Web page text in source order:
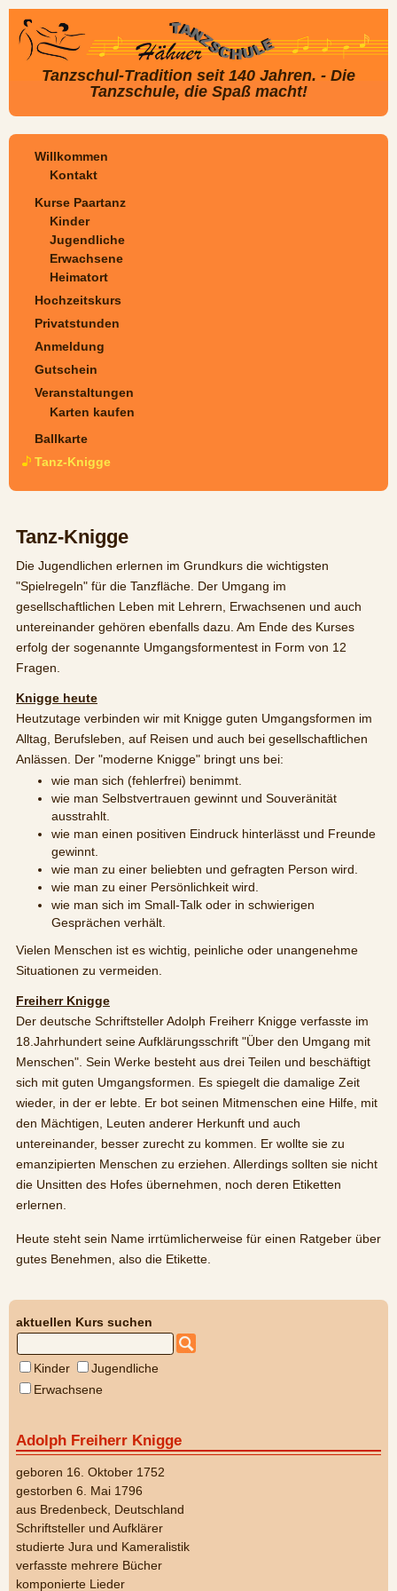
Tanzschul-Tradition seit 140 Jahren. - Die
Tanzschule, die Spaß macht!
Willkommen
Kontakt
Kurse Paartanz
Kinder
Jugendliche
Erwachsene
Heimatort
Hochzeitskurs
Privatstunden
Anmeldung
Gutschein
Veranstaltungen
Karten kaufen
Ballkarte
Tanz-Knigge
Tanz-Knigge
Die Jugendlichen erlernen im Grundkurs die wichtigsten
"Spielregeln" für die Tanzfläche. Der Umgang im
gesellschaftlichen Leben mit Lehrern, Erwachsenen und auch
untereinander gehören ebenfalls dazu. Am Ende des Kurses
erfolg der sogenannte Umgangsformentest in Form von 12
Fragen.
Knigge heute
Heutzutage verbinden wir mit Knigge guten Umgangsformen im
Alltag, Berufsleben, auf Reisen und auch bei gesellschaftlichen
Anlässen. Der "moderne Knigge" bringt uns bei:
wie man sich (fehlerfrei) benimmt.
wie man Selbstvertrauen gewinnt und Souveränität
ausstrahlt.
wie man einen positiven Eindruck hinterlässt und Freunde
gewinnt.
wie man zu einer beliebten und gefragten Person wird.
wie man zu einer Persönlichkeit wird.
wie man sich im Small-Talk oder in schwierigen
Gesprächen verhält.
Vielen Menschen ist es wichtig, peinliche oder unangenehme
Situationen zu vermeiden.
Freiherr Knigge
Der deutsche Schriftsteller Adolph Freiherr Knigge verfasste im
18.Jahrhundert seine Aufklärungsschrift "Über den Umgang mit
Menschen". Sein Werke besteht aus drei Teilen und beschäftigt
sich mit guten Umgangsformen. Es spiegelt die damalige Zeit
wieder, in der er lebte. Er bot seinen Mitmenschen eine Hilfe, mit
den Mächtigen, Leuten anderer Herkunft und auch
untereinander, besser zurecht zu kommen. Er wollte sie zu
emanzipierten Menschen zu erziehen. Allerdings sollten sie nicht
die Unsitten des Hofes übernehmen, noch deren Etiketten
erlernen.
Heute steht sein Name irrtümlicherweise für einen Ratgeber über
gutes Benehmen, also die Etikette.
aktuellen Kurs suchen
Kinder
Jugendliche
Erwachsene
Adolph Freiherr Knigge
geboren 16. Oktober 1752
gestorben 6. Mai 1796
aus Bredenbeck, Deutschland
Schriftsteller und Aufklärer
studierte Jura und Kameralistik
verfasste mehrere Bücher
komponierte Lieder